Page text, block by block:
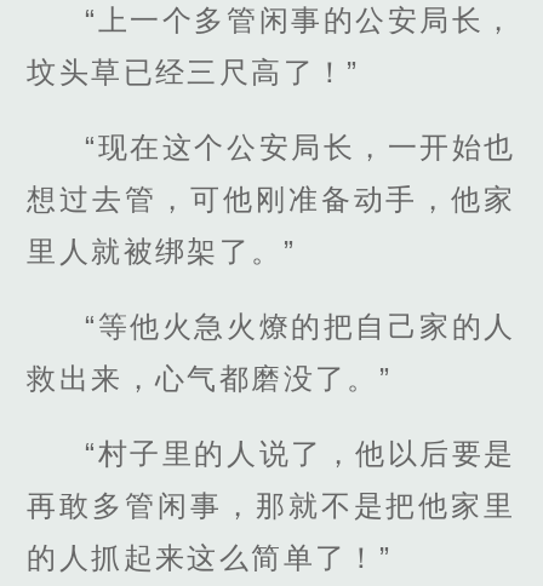
“上一个多管闲事的公安局长，
坟头草已经三尺高了！”
“现在这个公安局长，一开始也
想过去管，可他刚准备动手，他家
里人就被绑架了。”
“等他火急火燎的把自己家的人
救出来，心气都磨没了。”
“村子里的人说了，他以后要是
再敢多管闲事，那就不是把他家里
的人抓起来这么简单了！”